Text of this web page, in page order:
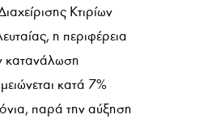
Κτιρίων
η περιφέρεια
κατανάλωση
κατά 7%
παρά την αύξηση